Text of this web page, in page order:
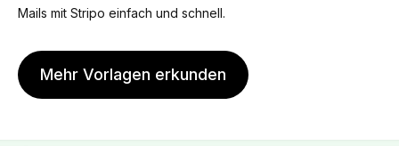
Mails mit Stripo einfach und schnell.
Mehr Vorlagen erkunden